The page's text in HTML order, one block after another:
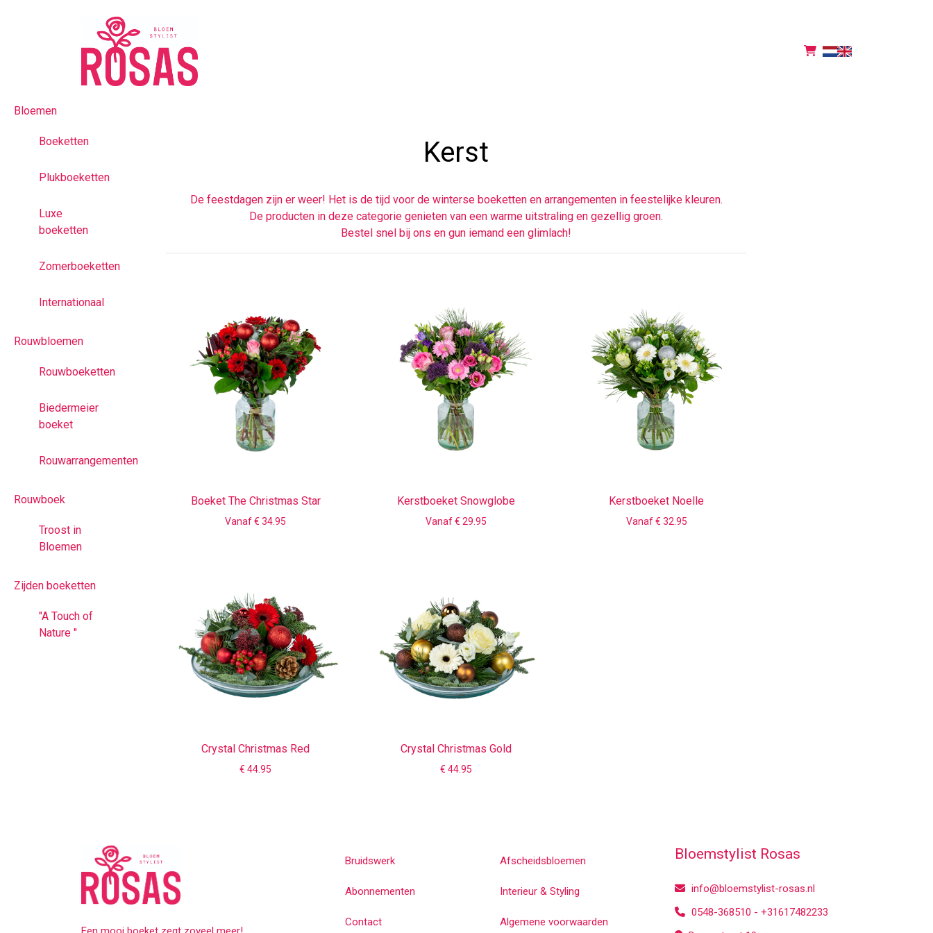
Bloemen
Boeketten
Plukboeketten
Luxe
boeketten
Zomerboeketten
Internationaal
Rouwbloemen
Rouwboeketten
Biedermeier
boeket
Rouwarrangementen
Rouwboek
Troost in
Bloemen
Zijden boeketten
"A Touch of
Nature "
Kerst
De feestdagen zijn er weer! Het is de tijd voor de winterse boeketten en arrangementen in feestelijke kleuren.
De producten in deze categorie genieten van een warme uitstraling en gezellig groen.
Bestel snel bij ons en gun iemand een glimlach!
Boeket The Christmas Star
Vanaf € 34.95
Kerstboeket Snowglobe
Vanaf € 29.95
Kerstboeket Noelle
Vanaf € 32.95
Crystal Christmas Red
€ 44.95
Crystal Christmas Gold
€ 44.95
Bruidswerk Afscheidsbloemen
Abonnementen Interieur & Styling
Contact Algemene voorwaarden
Bloemstylist Rosas
info@bloemstylist-rosas.nl
0548-368510 - +31617482233